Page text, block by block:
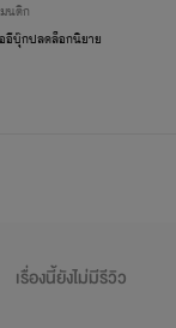
นติก
อีบุ๊กปลดล็อกนิยาย
เรื่องนี้ยังไม่มีรีวิว